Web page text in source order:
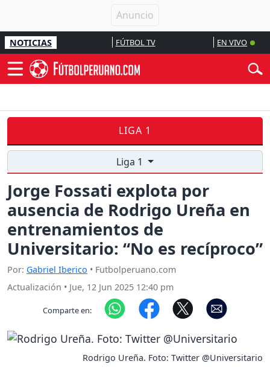
NOTICIAS FÚTBOL TV EN VIVO
LIGA 1
Liga 1
Jorge Fossati explota por
ausencia de Rodrigo Ureña en
entrenamientos de
Universitario: “No es recíproco”
Por: Gabriel Iberico • Futbolperuano.com
Actualización • Jue, 12 Jun 2025 12:40 pm
Comparte en:
Rodrigo Ureña. Foto: Twitter @Universitario